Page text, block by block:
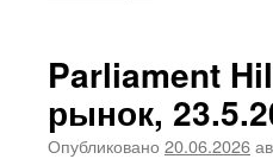
Parliament
рынок,
Опубликовано 20.06.2026